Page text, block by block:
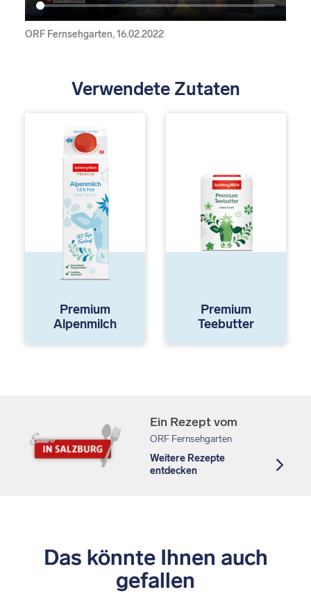
ORF Fernsehgarten, 16.02.2022
Verwendete Zutaten
Premium
Alpenmilch
Premium
Teebutter
Ein Rezept vom
ORF Fernsehgarten
Weitere Rezepte
entdecken
Das könnte Ihnen auch
gefallen